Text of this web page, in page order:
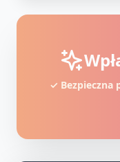
✓ Bezpieczna